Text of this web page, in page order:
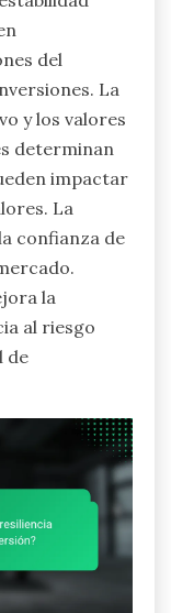
del
La
y los valores
determinan
impactar
La
confianza de
la
al riesgo
de